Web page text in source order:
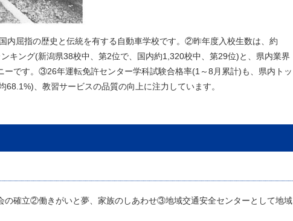
内屈指の歴史と伝統を有する自動車学校です。②昨年度入校生数は、約
キング(新潟県38校中、第2位で、国内約1,320校中、第29位)と、県内業界
ーです。③26年運転免許センター学科試験合格率(1～8月累計)も、県内トッ
68.1%)、教習サービスの品質の向上に注力しています。
の確立②働きがいと夢、家族のしあわせ③地域交通安全センターとして地域